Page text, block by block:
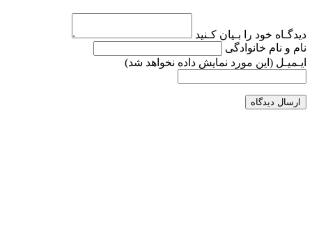
دیدگـاه خود را بـیان کـنید
نام و نام خانوادگی
ایـمیـل (این مورد نمایش داده نخواهد شد)
ارسال دیدگاه